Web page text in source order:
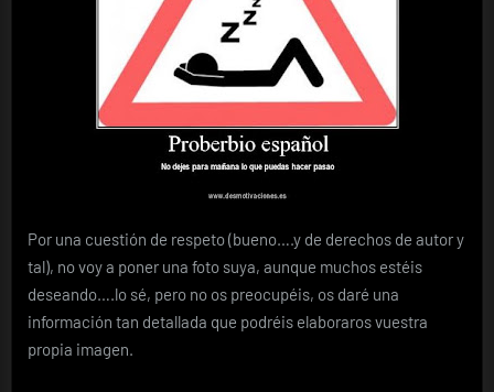
Por una cuestión de respeto (bueno….y de derechos de autor y
tal), no voy a poner una foto suya, aunque muchos estéis
deseando….lo sé, pero no os preocupéis, os daré una
información tan detallada que podréis elaboraros vuestra
propia imagen.